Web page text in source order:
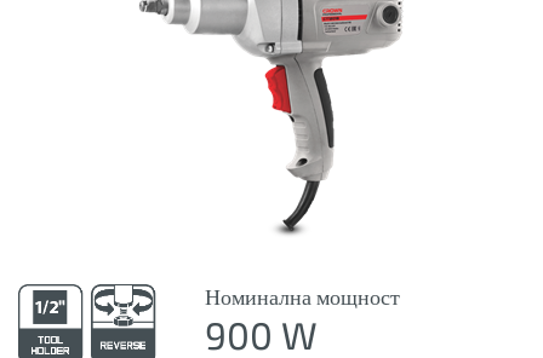
Номинална мощност
900 W